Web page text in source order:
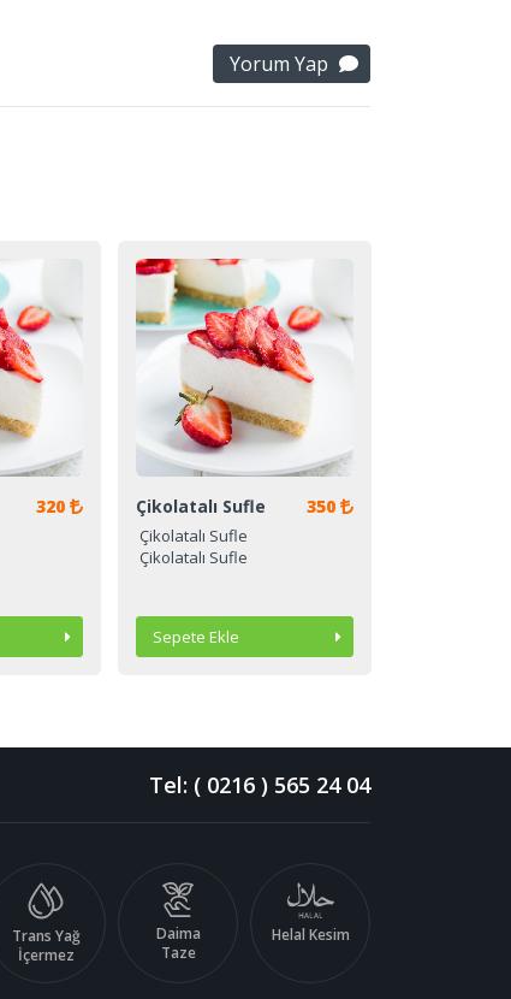
Yorum Yap
Çikolatalı Sufle 350
Çikolatalı Sufle
Sipariş Ver
Çikolatalı Sufle
Sepete Ekle
Limonlu
Tel: ( 0216 ) 565 24 04
Trans Yağ
İçermez
Daima
Taze
Helal Kesim